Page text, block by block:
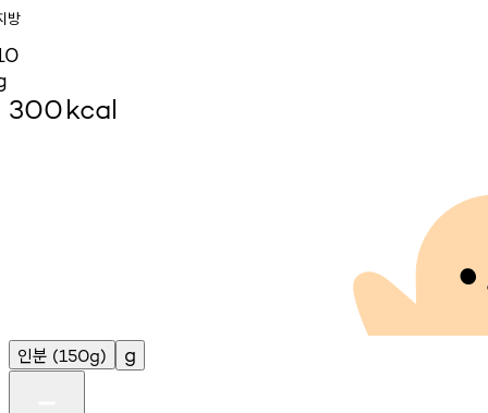
방
300kcal
인분 (150g) g